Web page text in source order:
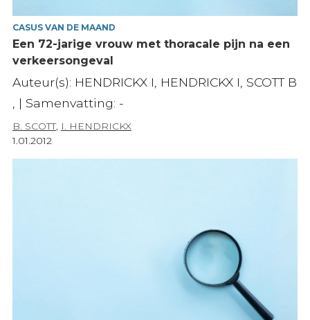
CASUS VAN DE MAAND
Een 72-jarige vrouw met thoracale pijn na een
verkeersongeval
Auteur(s): HENDRICKX I, HENDRICKX I, SCOTT B
, | Samenvatting: -
B. SCOTT, I. HENDRICKX
1.01.2012